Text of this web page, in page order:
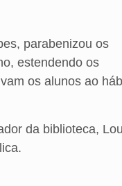
parabenizou os
estendendo os
os alunos ao
da biblioteca,